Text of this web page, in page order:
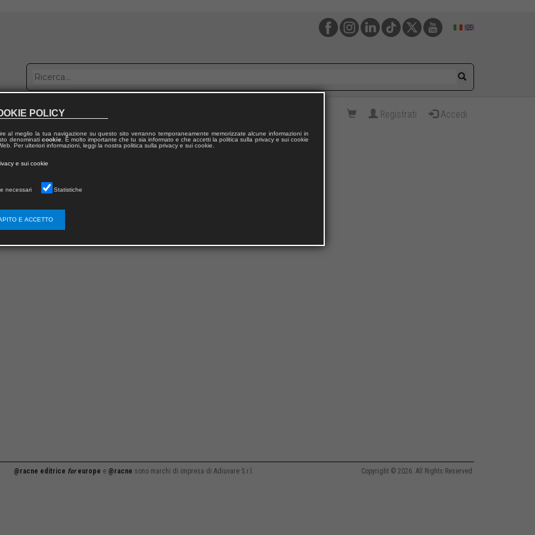
con noi Registrati Accedi
@racne editrice foreurope e @racne sono marchi di impresa di Adiuvare S.r.l. Copyright © 2026. All Rights Reserved.
POLICY
al meglio la tua navigazione su questo sito verranno temporaneamente memorizzate alcune informazioni in
denominati cookie. È molto importante che tu sia informato e che accetti la politica sulla privacy e sui cookie
Per ulteriori informazioni, leggi la nostra politica sulla privacy e sui cookie.
e sui cookie
necessari Statistiche
E ACCETTO